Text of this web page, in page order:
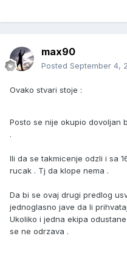
max90
Posted September 4,
Ovako stvari stoje :
Posto se nije okupio dovoljan
.
Ili da se takmicenje odzli i sa
rucak . Tj da klope nema .
Da bi se ovaj drugi predlog
jednoglasno jave da li
Ukoliko i jedna ekipa
se ne odrzava .